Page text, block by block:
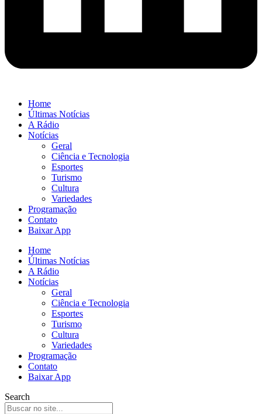
Home
Últimas Notícias
A Rádio
Notícias
Geral
Ciência e Tecnologia
Esportes
Turismo
Cultura
Variedades
Programação
Contato
Baixar App
Home
Últimas Notícias
A Rádio
Notícias
Geral
Ciência e Tecnologia
Esportes
Turismo
Cultura
Variedades
Programação
Contato
Baixar App
Search